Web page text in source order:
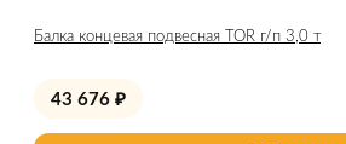
Балка концевая подвесная TOR г/п 3,0 т
43 676 ₽